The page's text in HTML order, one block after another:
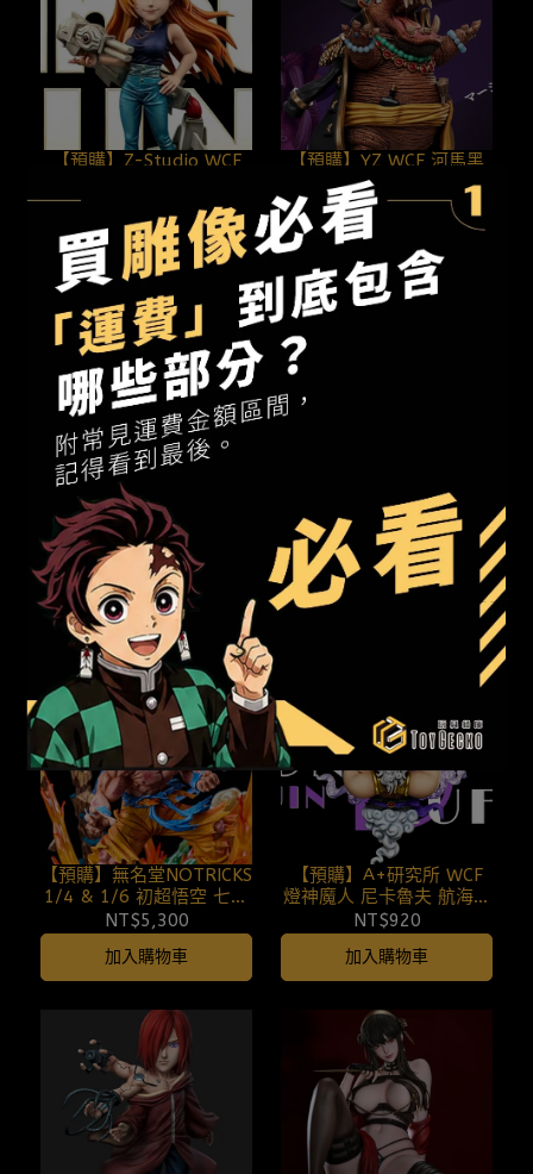
【預購】Z-Studio WCF
加入購物車
【預購】YZ WCF 河馬黑
鬍子 馬歇爾·D·汀奇 航海
王 Animals第十四彈
260808
NT$710
加入購物車
【預購】Eros 1/6 花嫁兵
長 里維·阿卡曼 進擊的巨
人 260808
NT$2,890
加入購物車
【R18預購】Murloc 1/6
鏈鋸健身房 蕾潔 真紀真
鏈鋸人 260808
NT$5,300
加入購物車
【預購】無名堂NOTRICKS
1/4 & 1/6 初超悟空 七龍
珠 (雙比例) 260808
NT$5,300
加入購物車
【預購】A+研究所 WCF
燈神魔人 尼卡魯夫 航海王
艾爾巴夫企劃共鳴篇
260807
NT$920
加入購物車